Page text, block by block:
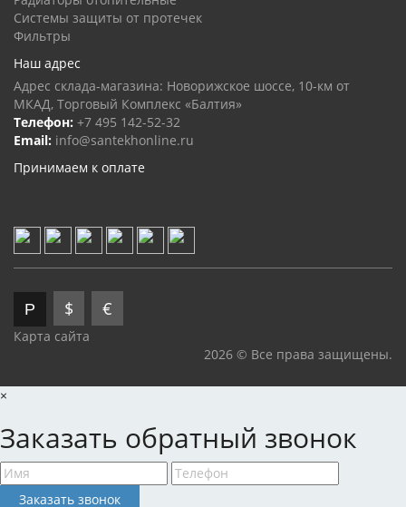
Системы защиты от протечек
Фильтры
Наш адрес
Адрес склада-магазина: Новорижское шоссе, 10-км от
МКАД, Торговый Комплекс «Балтия»
Телефон: +7 495 142-52-32
Email: info@santekhonline.ru
Принимаем к оплате
Р $ €
Карта сайта
2026 © Все права защищены.
×
Заказать обратный звонок